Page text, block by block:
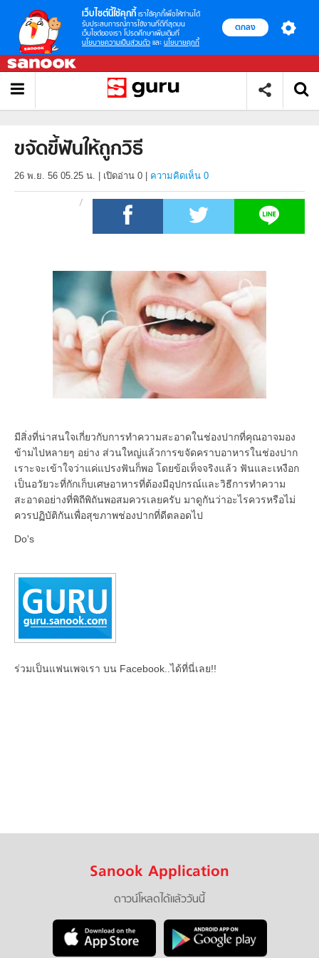
เว็บไซต์นี้ใช้คุกกี้ เราใช้คุกกี้เพื่อให้ท่านได้
รับประสบการณ์การใช้งานที่ดีที่สุดบน
เว็บไซต์ของเรา โปรดศึกษาเพิ่มเติมที่
นโยบายความเป็นส่วนตัว และ นโยบายคุกกี้
ตกลง
ขจัดขี้ฟันให้ถูกวิธี
26 พ.ย. 56 05.25 น. เปิดอ่าน 0 ความคิดเห็น 0
มีสิ่งที่น่าสนใจเกี่ยวกับการทำความสะอาดในช่องปากที่คุณอาจมอง
ข้ามไปหลายๆ อย่าง ส่วนใหญ่แล้วการขจัดคราบอาหารในช่องปาก
เราะจะเข้าใจว่าแค่แปรงฟันก็พอ โดยข้อเท็จจริงแล้ว ฟันและเหงือก
เป็นอวัยวะที่กักเก็บเศษอาหารที่ต้องมีอุปกรณ์และวิธีการทำความ
สะอาดอย่างที่พิถีพิถันพอสมควรเลยครับ มาดูกันว่าอะไรควรหรือไม่
ควรปฏิบัติกันเพื่อสุขภาพช่องปากที่ดีตลอดไป
Do's
ร่วมเป็นแฟนเพจเรา บน Facebook..ได้ที่นี่เลย!!
Sanook Application
ดาวน์โหลดได้แล้ววันนี้